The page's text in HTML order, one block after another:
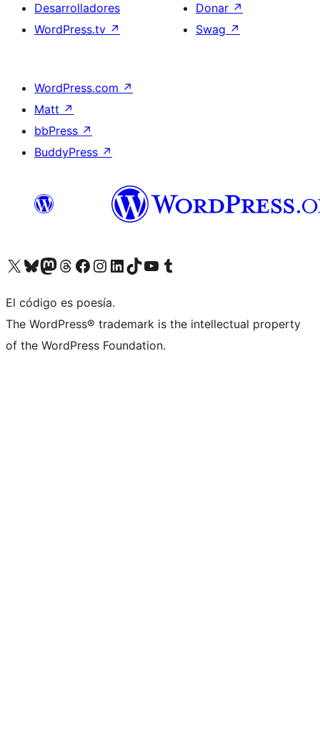
Desarrolladores
WordPress.tv ↗
Donar ↗
Swag ↗
WordPress.com ↗
Matt ↗
bbPress ↗
BuddyPress ↗
Visita nuestra cuenta de X (anteriormente Twitter)
Visita nuestra cuenta de Bluesky
Visita nuestra cuenta de Mastodon
Visita nuestra cuenta de Threads
Visita nuestra página de Facebook
Visita nuestra cuenta de Instagram
Visita nuestra cuenta de LinkedIn
Visita nuestra cuenta de TikTok
Visita nuestro canal de YouTube
Visita nuestra cuenta de Tumblr
El código es poesía.
The WordPress® trademark is the intellectual property
of the WordPress Foundation.